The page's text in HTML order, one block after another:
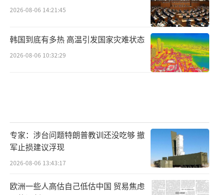
2026-08-06 14:21:45
韩国到底有多热 高温引发国家灾难状态
2026-08-06 10:32:29
专家：涉台问题特朗普教训还没吃够 撤
军止损建议浮现
2026-08-06 13:43:17
欧洲一些人高估自己低估中国 贸易焦虑